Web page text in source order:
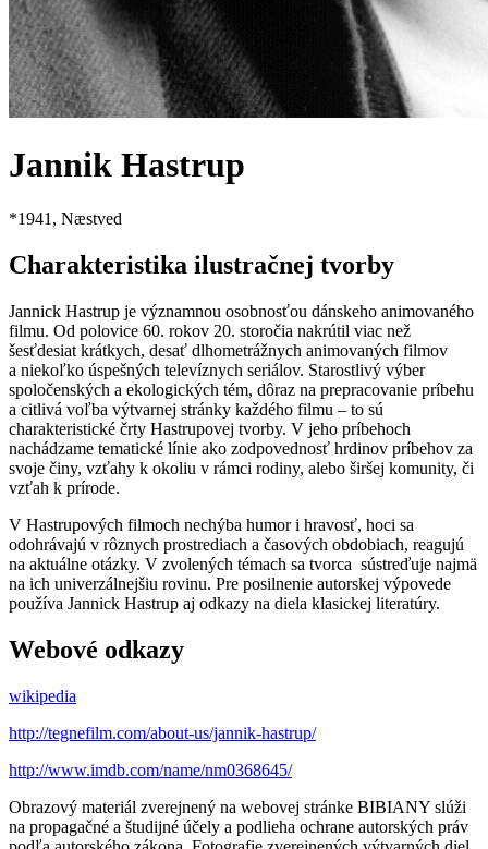
Jannik Hastrup
*1941 , Næstved
Charakteristika ilustračnej tvorby
Jannick Hastrup je významnou osobnosťou dánskeho animovaného
filmu. Od polovice 60. rokov 20. storočia nakrútil viac než
šesťdesiat krátkych, desať dlhometrážnych animovaných filmov
a niekoľko úspešných televíznych seriálov. Starostlivý výber
spoločenských a ekologických tém, dôraz na prepracovanie príbehu
a citlivá voľba výtvarnej stránky každého filmu – to sú
charakteristické črty Hastrupovej tvorby. V jeho príbehoch
nachádzame tematické línie ako zodpovednosť hrdinov príbehov za
svoje činy, vzťahy k okoliu v rámci rodiny, alebo širšej komunity, či
vzťah k prírode.
V Hastrupových filmoch nechýba humor i hravosť, hoci sa
odohrávajú v rôznych prostrediach a časových obdobiach, reagujú
na aktuálne otázky. V zvolených témach sa tvorca sústreďuje najmä
na ich univerzálnejšiu rovinu. Pre posilnenie autorskej výpovede
používa Jannick Hastrup aj odkazy na diela klasickej literatúry.
Webové odkazy
wikipedia
http://tegnefilm.com/about-us/jannik-hastrup/
http://www.imdb.com/name/nm0368645/
Obrazový materiál zverejnený na webovej stránke BIBIANY slúži
na propagačné a študijné účely a podlieha ochrane autorských práv